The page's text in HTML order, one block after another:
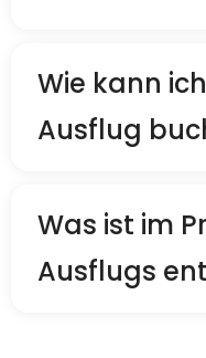
Wie kann
Ausflug
Was ist im
Ausflugs